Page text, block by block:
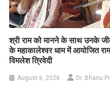
​श्री राम को मानने के साथ उनके
के महाकालेश्वर धाम में आयोजित
विमलेश त्रिवेदी
August 6, 2026 Dr. Bhanu